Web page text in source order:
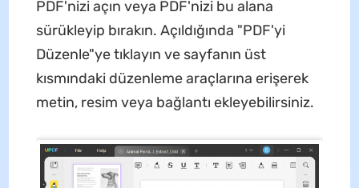
PDF'nizi açın veya PDF'nizi bu alana
sürükleyip bırakın. Açıldığında "PDF'yi
Düzenle"ye tıklayın ve sayfanın üst
kısmındaki düzenleme araçlarına erişerek
metin, resim veya bağlantı ekleyebilirsiniz.